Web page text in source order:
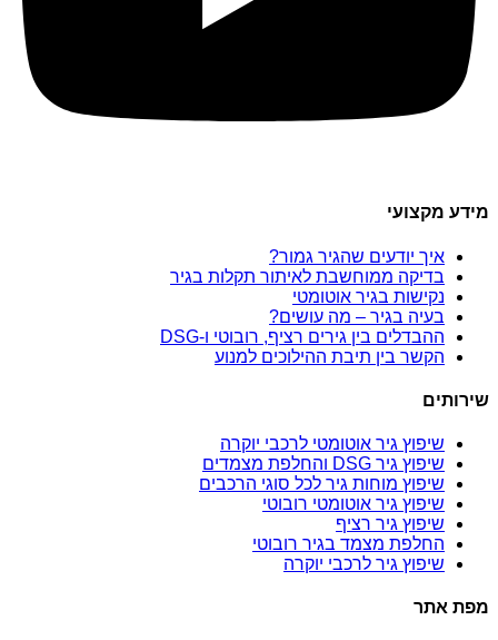
מידע מקצועי
איך יודעים שהגיר גמור?
בדיקה ממוחשבת לאיתור תקלות בגיר
נקישות בגיר אוטומטי
בעיה בגיר – מה עושים?
ההבדלים בין גירים רציף, רובוטי ו-DSG
הקשר בין תיבת ההילוכים למנוע
שירותים
שיפוץ גיר אוטומטי לרכבי יוקרה
שיפוץ גיר DSG והחלפת מצמדים
שיפוץ מוחות גיר לכל סוגי הרכבים
שיפוץ גיר אוטומטי רובוטי
שיפוץ גיר רציף
החלפת מצמד בגיר רובוטי
שיפוץ גיר לרכבי יוקרה
מפת אתר